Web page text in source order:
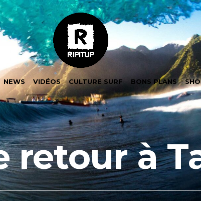
NEWS VIDÉOS CULTURE SURF BONS PLANS
retour à